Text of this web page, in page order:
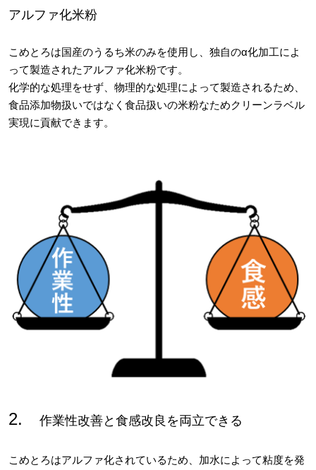
アルファ化米粉
こめとろは国産のうるち米のみを使用し、独自のα化加工によ
って製造されたアルファ化米粉です。
化学的な処理をせず、物理的な処理によって製造されるため、
食品添加物扱いではなく食品扱いの米粉なためクリーンラベル
実現に貢献できます。
2. 作業性改善と食感改良を両立できる
こめとろはアルファ化されているため、加水によって粘度を発